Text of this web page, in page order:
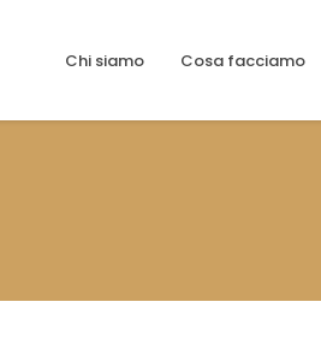
Chi siamo Cosa facciamo